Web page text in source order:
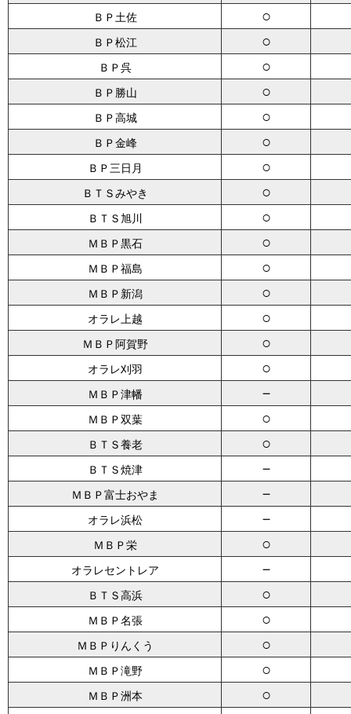
ＢＰ土佐 ○
ＢＰ松江 ○
ＢＰ呉 ○
ＢＰ勝山 ○
ＢＰ高城 ○
ＢＰ金峰 ○
ＢＰ三日月 ○
ＢＴＳみやき ○
ＢＴＳ旭川 ○
ＭＢＰ黒石 ○
ＭＢＰ福島 ○
ＭＢＰ新潟 ○
オラレ上越 ○
ＭＢＰ阿賀野 ○
オラレ刈羽 ○
ＭＢＰ津幡 －
ＭＢＰ双葉 ○
ＢＴＳ養老 ○
ＢＴＳ焼津 －
ＭＢＰ富士おやま －
オラレ浜松 －
ＭＢＰ栄 ○
オラレセントレア －
ＢＴＳ高浜 ○
ＭＢＰ名張 ○
ＭＢＰりんくう ○
ＭＢＰ滝野 ○
ＭＢＰ洲本 ○